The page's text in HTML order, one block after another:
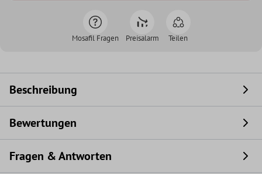
Mosafil Fragen Preisalarm Teilen
Beschreibung
Bewertungen
Fragen & Antworten